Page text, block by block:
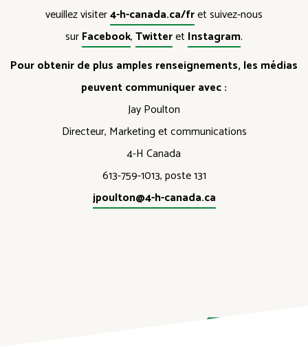
veuillez visiter4-h-canada.ca/fret suivez-nous
surFacebook,Twitteret Instagram.
Pour obtenir de plus amples renseignements, les médias
peuvent communiquer avec :
Jay Poulton
Directeur, Marketing et communications
4-H Canada
613-759-1013, poste 131
jpoulton@4-h-canada.ca